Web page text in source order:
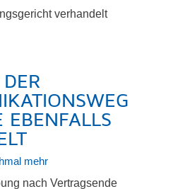
verhandelt
EBENFALLS
mehr
nach Vertragsende